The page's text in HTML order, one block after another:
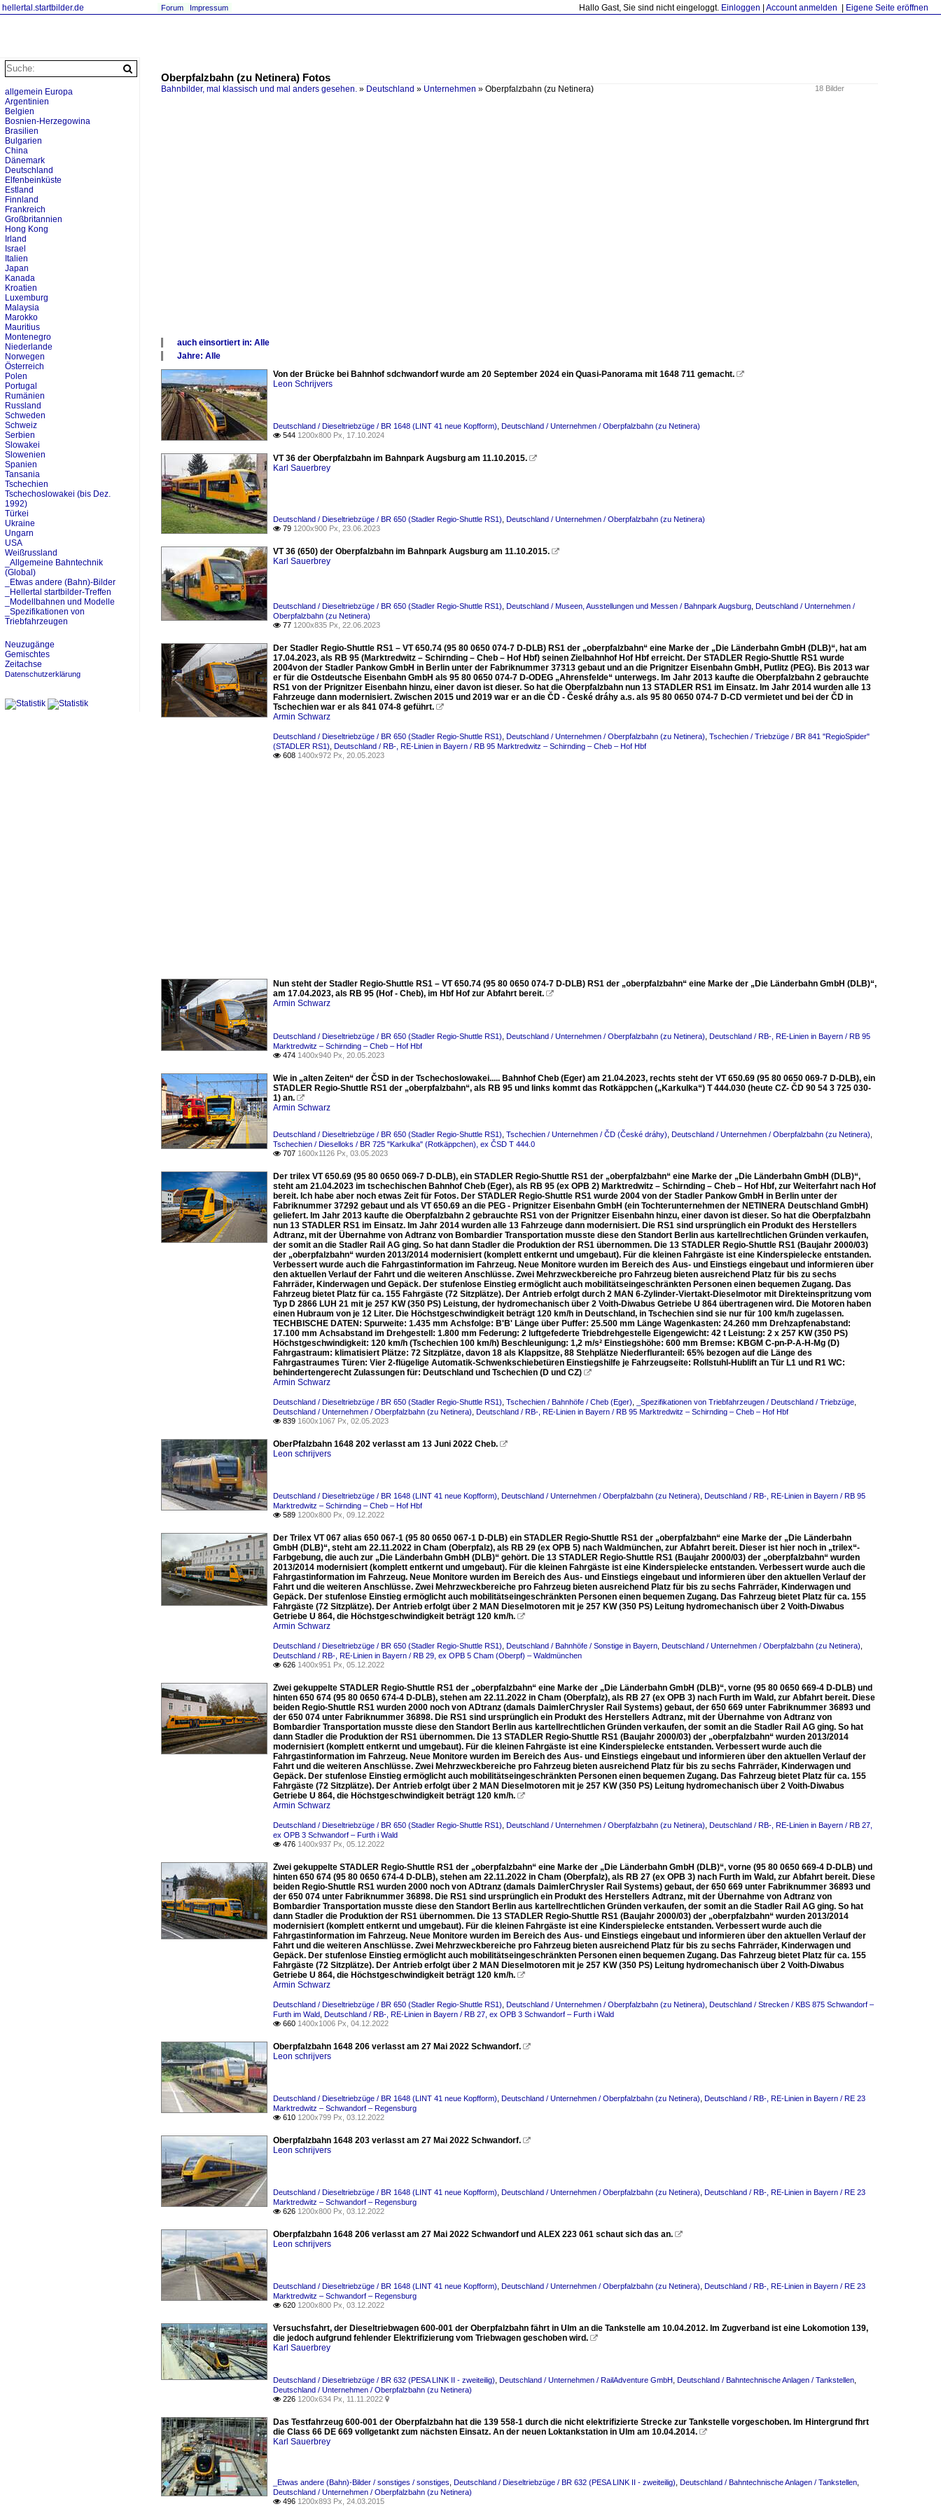
hellertal.startbilder.de Hallo Gast, Sie sind nicht eingeloggt. Einloggen Account anmelden Eigene Seite eröffnen
Forum Impressum
Oberpfalzbahn (zu Netinera) Fotos
18 Bilder
Bahnbilder, mal klassisch und mal anders gesehen. » Deutschland » Unternehmen » Oberpfalzbahn (zu Netinera)
auch einsortiert in: Alle
Deutschland
Tschechien
_Etwas andere (Bahn)-Bilder
_Spezifikationen von Triebfahrzeugen
Jahre: Alle
Alle Jahre
2010
2020
Von der Brücke bei Bahnhof sdchwandorf wurde am 20 September 2024 ein Quasi-Panorama mit 1648 711 gemacht. 
Leon Schrijvers
Deutschland / Dieseltriebzüge / BR 1648 (LINT 41 neue Kopfform) Deutschland / Unternehmen / Oberpfalzbahn (zu Netinera)
 544 1200x800 Px, 17.10.2024
VT 36 der Oberpfalzbahn im Bahnpark Augsburg am 11.10.2015. 
Karl Sauerbrey
Deutschland / Dieseltriebzüge / BR 650 (Stadler Regio-Shuttle RS1) Deutschland / Unternehmen / Oberpfalzbahn (zu Netinera)
 79 1200x900 Px, 23.06.2023
VT 36 (650) der Oberpfalzbahn im Bahnpark Augsburg am 11.10.2015. 
Karl Sauerbrey
Deutschland / Dieseltriebzüge / BR 650 (Stadler Regio-Shuttle RS1) Deutschland / Museen, Ausstellungen und Messen / Bahnpark Augsburg Deutschland / Unternehmen /
Oberpfalzbahn (zu Netinera)
 77 1200x835 Px, 22.06.2023
Der Stadler Regio-Shuttle RS1 – VT 650.74 (95 80 0650 074-7 D-DLB) RS1 der „oberpfalzbahn“ eine Marke der „Die Länderbahn GmbH (DLB)“, hat am
17.04.2023, als RB 95 (Marktredwitz – Schirnding – Cheb – Hof Hbf) seinen Zielbahnhof Hof Hbf erreicht. Der STADLER Regio-Shuttle RS1 wurde
2004von der Stadler Pankow GmbH in Berlin unter der Fabriknummer 37313 gebaut und an die Prignitzer Eisenbahn GmbH, Putlitz (PEG). Bis 2013 war
er für die Ostdeutsche Eisenbahn GmbH als 95 80 0650 074-7 D-ODEG „Ahrensfelde“ unterwegs. Im Jahr 2013 kaufte die Oberpfalzbahn 2 gebrauchte
RS1 von der Prignitzer Eisenbahn hinzu, einer davon ist dieser. So hat die Oberpfalzbahn nun 13 STADLER RS1 im Einsatz. Im Jahr 2014 wurden alle 13
Fahrzeuge dann modernisiert. Zwischen 2015 und 2019 war er an die ČD - České dráhy a.s. als 95 80 0650 074-7 D-CD vermietet und bei der ČD in
Tschechien war er als 841 074-8 geführt. 
Armin Schwarz
Deutschland / Dieseltriebzüge / BR 650 (Stadler Regio-Shuttle RS1) Deutschland / Unternehmen / Oberpfalzbahn (zu Netinera) Tschechien / Triebzüge / BR 841 "RegioSpider"
(STADLER RS1) Deutschland / RB-, RE-Linien in Bayern / RB 95 Marktredwitz – Schirnding – Cheb – Hof Hbf
 608 1400x972 Px, 20.05.2023
Nun steht der Stadler Regio-Shuttle RS1 – VT 650.74 (95 80 0650 074-7 D-DLB) RS1 der „oberpfalzbahn“ eine Marke der „Die Länderbahn GmbH (DLB)“,
am 17.04.2023, als RB 95 (Hof - Cheb), im Hbf Hof zur Abfahrt bereit. 
Armin Schwarz
Deutschland / Dieseltriebzüge / BR 650 (Stadler Regio-Shuttle RS1) Deutschland / Unternehmen / Oberpfalzbahn (zu Netinera) Deutschland / RB-, RE-Linien in Bayern / RB 95
Marktredwitz – Schirnding – Cheb – Hof Hbf
 474 1400x940 Px, 20.05.2023
Wie in „alten Zeiten“ der ČSD in der Tschechoslowakei..... Bahnhof Cheb (Eger) am 21.04.2023, rechts steht der VT 650.69 (95 80 0650 069-7 D-DLB), ein
STADLER Regio-Shuttle RS1 der „oberpfalzbahn“, als RB 95 und links kommt das Rotkäppchen („Karkulka“) T 444.030 (heute CZ- ČD 90 54 3 725 030-
1) an. 
Armin Schwarz
Deutschland / Dieseltriebzüge / BR 650 (Stadler Regio-Shuttle RS1) Tschechien / Unternehmen / ČD (České dráhy) Deutschland / Unternehmen / Oberpfalzbahn (zu Netinera)
Tschechien / Dieselloks / BR 725 "Karkulka" (Rotkäppchen), ex ČSD T 444.0
 707 1600x1126 Px, 03.05.2023
Der trilex VT 650.69 (95 80 0650 069-7 D-DLB), ein STADLER Regio-Shuttle RS1 der „oberpfalzbahn“ eine Marke der „Die Länderbahn GmbH (DLB)“,
steht am 21.04.2023 im tschechischen Bahnhof Cheb (Eger), als RB 95 (ex OPB 2) Marktredwitz – Schirnding – Cheb – Hof Hbf, zur Weiterfahrt nach Hof
bereit. Ich habe aber noch etwas Zeit für Fotos. Der STADLER Regio-Shuttle RS1 wurde 2004 von der Stadler Pankow GmbH in Berlin unter der
Fabriknummer 37292 gebaut und als VT 650.69 an die PEG - Prignitzer Eisenbahn GmbH (ein Tochterunternehmen der NETINERA Deutschland GmbH)
geliefert. Im Jahr 2013 kaufte die Oberpfalzbahn 2 gebrauchte RS1 von der Prignitzer Eisenbahn hinzu, einer davon ist dieser. So hat die Oberpfalzbahn
nun 13 STADLER RS1 im Einsatz. Im Jahr 2014 wurden alle 13 Fahrzeuge dann modernisiert. Die RS1 sind ursprünglich ein Produkt des Herstellers
Adtranz, mit der Übernahme von Adtranz von Bombardier Transportation musste diese den Standort Berlin aus kartellrechtlichen Gründen verkaufen,
der somit an die Stadler Rail AG ging. So hat dann Stadler die Produktion der RS1 übernommen. Die 13 STADLER Regio-Shuttle RS1 (Baujahr 2000/03)
der „oberpfalzbahn“ wurden 2013/2014 modernisiert (komplett entkernt und umgebaut). Für die kleinen Fahrgäste ist eine Kinderspielecke entstanden.
Verbessert wurde auch die Fahrgastinformation im Fahrzeug. Neue Monitore wurden im Bereich des Aus- und Einstiegs eingebaut und informieren über
den aktuellen Verlauf der Fahrt und die weiteren Anschlüsse. Zwei Mehrzweckbereiche pro Fahrzeug bieten ausreichend Platz für bis zu sechs
Fahrräder, Kinderwagen und Gepäck. Der stufenlose Einstieg ermöglicht auch mobilitätseingeschränkten Personen einen bequemen Zugang. Das
Fahrzeug bietet Platz für ca. 155 Fahrgäste (72 Sitzplätze). Der Antrieb erfolgt durch 2 MAN 6-Zylinder-Viertakt-Dieselmotor mit Direkteinspritzung vom
Typ D 2866 LUH 21 mit je 257 KW (350 PS) Leistung, der hydromechanisch über 2 Voith-Diwabus Getriebe U 864 übertragenen wird. Die Motoren haben
einen Hubraum von je 12 Liter. Die Höchstgeschwindigkeit beträgt 120 km/h in Deutschland, in Tschechien sind sie nur für 100 km/h zugelassen.
TECHBISCHE DATEN: Spurweite: 1.435 mm Achsfolge: B'B' Länge über Puffer: 25.500 mm Länge Wagenkasten: 24.260 mm Drehzapfenabstand:
17.100 mm Achsabstand im Drehgestell: 1.800 mm Federung: 2 luftgefederte Triebdrehgestelle Eigengewicht: 42 t Leistung: 2 x 257 KW (350 PS)
Höchstgeschwindigkeit: 120 km/h (Tschechien 100 km/h) Beschleunigung: 1,2 m/s² Einstiegshöhe: 600 mm Bremse: KBGM C-pn-P-A-H-Mg (D)
Fahrgastraum: klimatisiert Plätze: 72 Sitzplätze, davon 18 als Klappsitze, 88 Stehplätze Niederfluranteil: 65% bezogen auf die Länge des
Fahrgastraumes Türen: Vier 2-flügelige Automatik-Schwenkschiebetüren Einstiegshilfe je Fahrzeugseite: Rollstuhl-Hublift an Tür L1 und R1 WC:
behindertengerecht Zulassungen für: Deutschland und Tschechien (D und CZ) 
Armin Schwarz
Deutschland / Dieseltriebzüge / BR 650 (Stadler Regio-Shuttle RS1) Tschechien / Bahnhöfe / Cheb (Eger) _Spezifikationen von Triebfahrzeugen / Deutschland / Triebzüge
Deutschland / Unternehmen / Oberpfalzbahn (zu Netinera) Deutschland / RB-, RE-Linien in Bayern / RB 95 Marktredwitz – Schirnding – Cheb – Hof Hbf
 839 1600x1067 Px, 02.05.2023
OberPfalzbahn 1648 202 verlasst am 13 Juni 2022 Cheb. 
Leon schrijvers
Deutschland / Dieseltriebzüge / BR 1648 (LINT 41 neue Kopfform) Deutschland / Unternehmen / Oberpfalzbahn (zu Netinera) Deutschland / RB-, RE-Linien in Bayern / RB 95
Marktredwitz – Schirnding – Cheb – Hof Hbf
 589 1200x800 Px, 09.12.2022
Der Trilex VT 067 alias 650 067-1 (95 80 0650 067-1 D-DLB) ein STADLER Regio-Shuttle RS1 der „oberpfalzbahn“ eine Marke der „Die Länderbahn
GmbH (DLB)“, steht am 22.11.2022 in Cham (Oberpfalz), als RB 29 (ex OPB 5) nach Waldmünchen, zur Abfahrt bereit. Dieser ist hier noch in „trilex“-
Farbgebung, die auch zur „Die Länderbahn GmbH (DLB)“ gehört. Die 13 STADLER Regio-Shuttle RS1 (Baujahr 2000/03) der „oberpfalzbahn“ wurden
2013/2014 modernisiert (komplett entkernt und umgebaut). Für die kleinen Fahrgäste ist eine Kinderspielecke entstanden. Verbessert wurde auch die
Fahrgastinformation im Fahrzeug. Neue Monitore wurden im Bereich des Aus- und Einstiegs eingebaut und informieren über den aktuellen Verlauf der
Fahrt und die weiteren Anschlüsse. Zwei Mehrzweckbereiche pro Fahrzeug bieten ausreichend Platz für bis zu sechs Fahrräder, Kinderwagen und
Gepäck. Der stufenlose Einstieg ermöglicht auch mobilitätseingeschränkten Personen einen bequemen Zugang. Das Fahrzeug bietet Platz für ca. 155
Fahrgäste (72 Sitzplätze). Der Antrieb erfolgt über 2 MAN Dieselmotoren mit je 257 KW (350 PS) Leitung hydromechanisch über 2 Voith-Diwabus
Getriebe U 864, die Höchstgeschwindigkeit beträgt 120 km/h. 
Armin Schwarz
Deutschland / Dieseltriebzüge / BR 650 (Stadler Regio-Shuttle RS1) Deutschland / Bahnhöfe / Sonstige in Bayern Deutschland / Unternehmen / Oberpfalzbahn (zu Netinera)
Deutschland / RB-, RE-Linien in Bayern / RB 29, ex OPB 5 Cham (Oberpf) – Waldmünchen
 626 1400x951 Px, 05.12.2022
Zwei gekuppelte STADLER Regio-Shuttle RS1 der „oberpfalzbahn“ eine Marke der „Die Länderbahn GmbH (DLB)“, vorne (95 80 0650 669-4 D-DLB) und
hinten 650 674 (95 80 0650 674-4 D-DLB), stehen am 22.11.2022 in Cham (Oberpfalz), als RB 27 (ex OPB 3) nach Furth im Wald, zur Abfahrt bereit. Diese
beiden Regio-Shuttle RS1 wurden 2000 noch von ADtranz (damals DaimlerChrysler Rail Systems) gebaut, der 650 669 unter Fabriknummer 36893 und
der 650 074 unter Fabriknummer 36898. Die RS1 sind ursprünglich ein Produkt des Herstellers Adtranz, mit der Übernahme von Adtranz von
Bombardier Transportation musste diese den Standort Berlin aus kartellrechtlichen Gründen verkaufen, der somit an die Stadler Rail AG ging. So hat
dann Stadler die Produktion der RS1 übernommen. Die 13 STADLER Regio-Shuttle RS1 (Baujahr 2000/03) der „oberpfalzbahn“ wurden 2013/2014
modernisiert (komplett entkernt und umgebaut). Für die kleinen Fahrgäste ist eine Kinderspielecke entstanden. Verbessert wurde auch die
Fahrgastinformation im Fahrzeug. Neue Monitore wurden im Bereich des Aus- und Einstiegs eingebaut und informieren über den aktuellen Verlauf der
Fahrt und die weiteren Anschlüsse. Zwei Mehrzweckbereiche pro Fahrzeug bieten ausreichend Platz für bis zu sechs Fahrräder, Kinderwagen und
Gepäck. Der stufenlose Einstieg ermöglicht auch mobilitätseingeschränkten Personen einen bequemen Zugang. Das Fahrzeug bietet Platz für ca. 155
Fahrgäste (72 Sitzplätze). Der Antrieb erfolgt über 2 MAN Dieselmotoren mit je 257 KW (350 PS) Leitung hydromechanisch über 2 Voith-Diwabus
Getriebe U 864, die Höchstgeschwindigkeit beträgt 120 km/h. 
Armin Schwarz
Deutschland / Dieseltriebzüge / BR 650 (Stadler Regio-Shuttle RS1) Deutschland / Unternehmen / Oberpfalzbahn (zu Netinera) Deutschland / RB-, RE-Linien in Bayern / RB 27,
ex OPB 3 Schwandorf – Furth i Wald
 476 1400x937 Px, 05.12.2022
Zwei gekuppelte STADLER Regio-Shuttle RS1 der „oberpfalzbahn“ eine Marke der „Die Länderbahn GmbH (DLB)“, vorne (95 80 0650 669-4 D-DLB) und
hinten 650 674 (95 80 0650 674-4 D-DLB), stehen am 22.11.2022 in Cham (Oberpfalz), als RB 27 (ex OPB 3) nach Furth im Wald, zur Abfahrt bereit. Diese
beiden Regio-Shuttle RS1 wurden 2000 noch von ADtranz (damals DaimlerChrysler Rail Systems) gebaut, der 650 669 unter Fabriknummer 36893 und
der 650 074 unter Fabriknummer 36898. Die RS1 sind ursprünglich ein Produkt des Herstellers Adtranz, mit der Übernahme von Adtranz von
Bombardier Transportation musste diese den Standort Berlin aus kartellrechtlichen Gründen verkaufen, der somit an die Stadler Rail AG ging. So hat
dann Stadler die Produktion der RS1 übernommen. Die 13 STADLER Regio-Shuttle RS1 (Baujahr 2000/03) der „oberpfalzbahn“ wurden 2013/2014
modernisiert (komplett entkernt und umgebaut). Für die kleinen Fahrgäste ist eine Kinderspielecke entstanden. Verbessert wurde auch die
Fahrgastinformation im Fahrzeug. Neue Monitore wurden im Bereich des Aus- und Einstiegs eingebaut und informieren über den aktuellen Verlauf der
Fahrt und die weiteren Anschlüsse. Zwei Mehrzweckbereiche pro Fahrzeug bieten ausreichend Platz für bis zu sechs Fahrräder, Kinderwagen und
Gepäck. Der stufenlose Einstieg ermöglicht auch mobilitätseingeschränkten Personen einen bequemen Zugang. Das Fahrzeug bietet Platz für ca. 155
Fahrgäste (72 Sitzplätze). Der Antrieb erfolgt über 2 MAN Dieselmotoren mit je 257 KW (350 PS) Leitung hydromechanisch über 2 Voith-Diwabus
Getriebe U 864, die Höchstgeschwindigkeit beträgt 120 km/h. 
Armin Schwarz
Deutschland / Dieseltriebzüge / BR 650 (Stadler Regio-Shuttle RS1) Deutschland / Unternehmen / Oberpfalzbahn (zu Netinera) Deutschland / Strecken / KBS 875 Schwandorf –
Furth im Wald Deutschland / RB-, RE-Linien in Bayern / RB 27, ex OPB 3 Schwandorf – Furth i Wald
 660 1400x1006 Px, 04.12.2022
Oberpfalzbahn 1648 206 verlasst am 27 Mai 2022 Schwandorf. 
Leon schrijvers
Deutschland / Dieseltriebzüge / BR 1648 (LINT 41 neue Kopfform) Deutschland / Unternehmen / Oberpfalzbahn (zu Netinera) Deutschland / RB-, RE-Linien in Bayern / RE 23
Marktredwitz – Schwandorf – Regensburg
 610 1200x799 Px, 03.12.2022
Oberpfalzbahn 1648 203 verlasst am 27 Mai 2022 Schwandorf. 
Leon schrijvers
Deutschland / Dieseltriebzüge / BR 1648 (LINT 41 neue Kopfform) Deutschland / Unternehmen / Oberpfalzbahn (zu Netinera) Deutschland / RB-, RE-Linien in Bayern / RE 23
Marktredwitz – Schwandorf – Regensburg
 626 1200x800 Px, 03.12.2022
Oberpfalzbahn 1648 206 verlasst am 27 Mai 2022 Schwandorf und ALEX 223 061 schaut sich das an. 
Leon schrijvers
Deutschland / Dieseltriebzüge / BR 1648 (LINT 41 neue Kopfform) Deutschland / Unternehmen / Oberpfalzbahn (zu Netinera) Deutschland / RB-, RE-Linien in Bayern / RE 23
Marktredwitz – Schwandorf – Regensburg
 620 1200x800 Px, 03.12.2022
Versuchsfahrt, der Dieseltriebwagen 600-001 der Oberpfalzbahn fährt in Ulm an die Tankstelle am 10.04.2012. Im Zugverband ist eine Lokomotion 139,
die jedoch aufgrund fehlender Elektrifizierung vom Triebwagen geschoben wird. 
Karl Sauerbrey
Deutschland / Dieseltriebzüge / BR 632 (PESA LINK II - zweiteilig) Deutschland / Unternehmen / RailAdventure GmbH Deutschland / Bahntechnische Anlagen / Tankstellen
Deutschland / Unternehmen / Oberpfalzbahn (zu Netinera)
 226 1200x634 Px, 11.11.2022 
Das Testfahrzeug 600-001 der Oberpfalzbahn hat die 139 558-1 durch die nicht elektrifizierte Strecke zur Tankstelle vorgeschoben. Im Hintergrund fhrt
die Class 66 DE 669 vollgetankt zum nächsten Einsatz. An der neuen Loktankstation in Ulm am 10.04.2014. 
Karl Sauerbrey
_Etwas andere (Bahn)-Bilder / sonstiges / sonstiges Deutschland / Dieseltriebzüge / BR 632 (PESA LINK II - zweiteilig) Deutschland / Bahntechnische Anlagen / Tankstellen
Deutschland / Unternehmen / Oberpfalzbahn (zu Netinera)
 496 1200x893 Px, 24.03.2015
allgemein Europa
Argentinien
Belgien
Bosnien-Herzegowina
Brasilien
Bulgarien
China
Dänemark
Deutschland
Elfenbeinküste
Estland
Finnland
Frankreich
Großbritannien
Hong Kong
Irland
Israel
Italien
Japan
Kanada
Kroatien
Luxemburg
Malaysia
Marokko
Mauritius
Montenegro
Niederlande
Norwegen
Österreich
Polen
Portugal
Rumänien
Russland
Schweden
Schweiz
Serbien
Slowakei
Slowenien
Spanien
Tansania
Tschechien
Tschechoslowakei (bis Dez.
1992)
Türkei
Ukraine
Ungarn
USA
Weißrussland
_Allgemeine Bahntechnik
(Global)
_Etwas andere (Bahn)-Bilder
_Hellertal startbilder-Treffen
_Modellbahnen und Modelle
_Spezifikationen von
Triebfahrzeugen
Neuzugänge
Gemischtes
Zeitachse
Datenschutzerklärung